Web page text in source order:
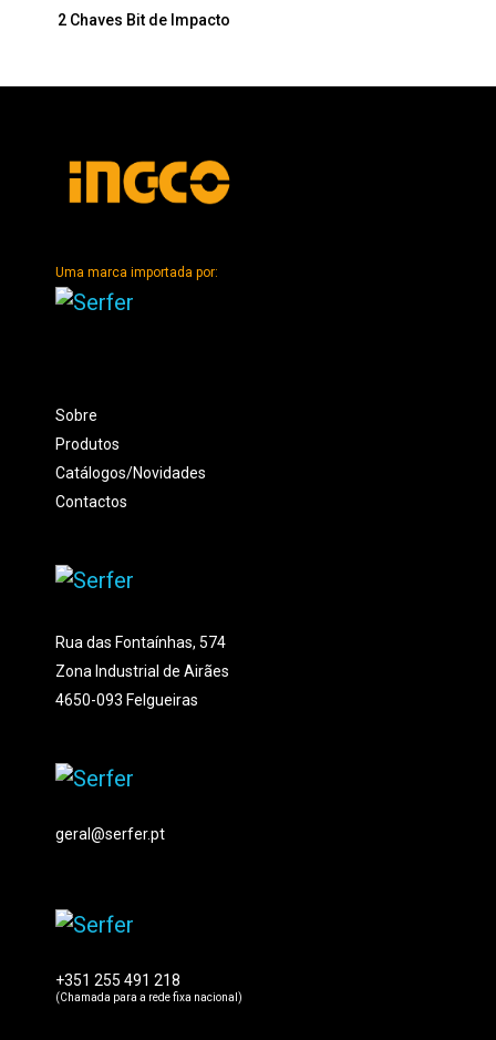
2 Chaves Bit de Impacto
Uma marca importada por:
Sobre
Produtos
Catálogos/Novidades
Contactos
Rua das Fontaínhas, 574
Zona Industrial de Airães
4650-093 Felgueiras
geral@serfer.pt
+351 255 491 218
(Chamada para a rede fixa nacional)